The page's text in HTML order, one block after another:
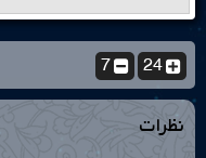
24
7
نظرات